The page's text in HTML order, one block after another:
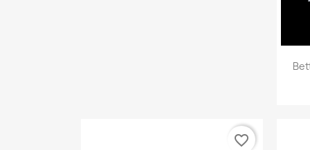
favorite_border